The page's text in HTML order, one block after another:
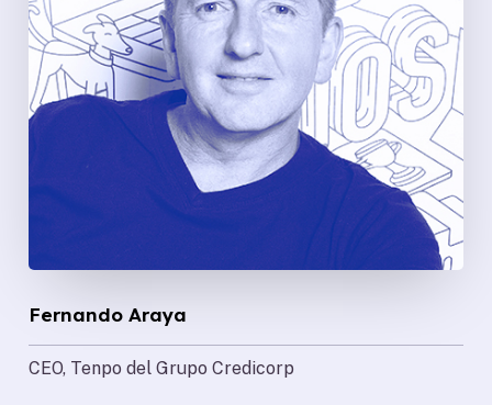
Fernando Araya
CEO, Tenpo del Grupo Credicorp